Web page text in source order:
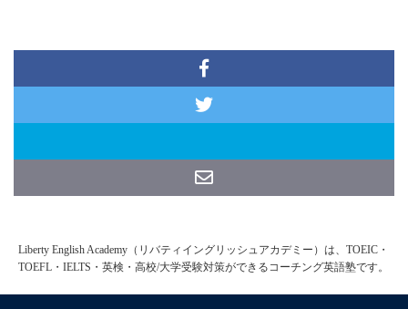
Liberty English Academy（リバティイングリッシュアカデミー）は、TOEIC・
TOEFL・IELTS・英検・高校/大学受験対策ができるコーチング英語塾です。